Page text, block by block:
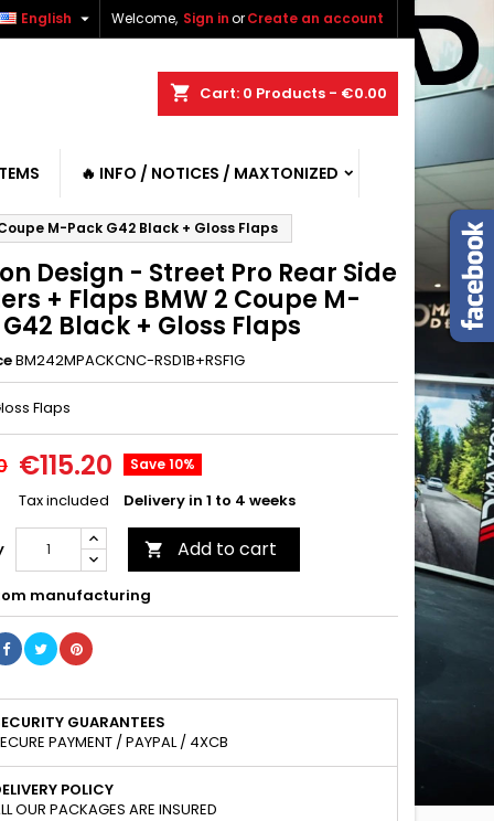
Welcome, Sign inorCreate an account
English 
shopping_cart Cart: 0 Products - €0.00
🔥 INFO / NOTICES / MAXTONIZED
M-Pack G42 Black + Gloss Flaps
Design - Street Pro Rear Side
+ Flaps BMW 2 Coupe M-
Black + Gloss Flaps
BM242MPACKCNC-RSD1B+RSF1G
Flaps
€115.20 Save 10%
Tax included Delivery in 1 to 4 weeks
 Add to cart
manufacturing
GUARANTEES
PAYMENT / PAYPAL / 4XCB
POLICY
OUR PACKAGES ARE INSURED